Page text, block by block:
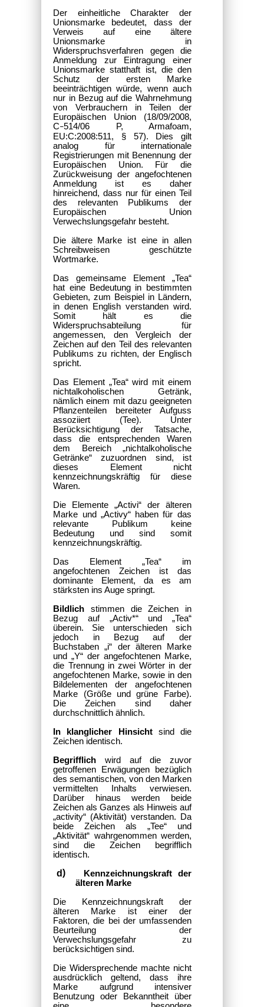
Der einheitliche Charakter der
Unionsmarke bedeutet, dass der
Verweis auf eine ältere
Unionsmarke in
Widerspruchsverfahren gegen die
Anmeldung zur Eintragung einer
Unionsmarke statthaft ist, die den
Schutz der ersten Marke
beeinträchtigen würde, wenn auch
nur in Bezug auf die Wahrnehmung
von Verbrauchern in Teilen der
Europäischen Union (18/09/2008,
C–514/06 P, Armafoam,
EU:C:2008:511, § 57). Dies gilt
analog für internationale
Registrierungen mit Benennung der
Europäischen Union. Für die
Zurückweisung der angefochtenen
Anmeldung ist es daher
hinreichend, dass nur für einen Teil
des relevanten Publikums der
Europäischen Union
Verwechslungsgefahr besteht.
Die ältere Marke ist eine in allen
Schreibweisen geschützte
Wortmarke.
Das gemeinsame Element „Tea“
hat eine Bedeutung in bestimmten
Gebieten, zum Beispiel in Ländern,
in denen English verstanden wird.
Somit hält es die
Widerspruchsabteilung für
angemessen, den Vergleich der
Zeichen auf den Teil des relevanten
Publikums zu richten, der Englisch
spricht.
Das Element „Tea“ wird mit einem
nichtalkoholischen Getränk,
nämlich einem mit dazu geeigneten
Pflanzenteilen bereiteter Aufguss
assoziiert (Tee). Unter
Berücksichtigung der Tatsache,
dass die entsprechenden Waren
dem Bereich „nichtalkoholische
Getränke“ zuzuordnen sind, ist
dieses Element nicht
kennzeichnungskräftig für diese
Waren.
Die Elemente „Activi“ der älteren
Marke und „Activy“ haben für das
relevante Publikum keine
Bedeutung und sind somit
kennzeichnungskräftig.
Das Element „Tea“ im
angefochtenen Zeichen ist das
dominante Element, da es am
stärksten ins Auge springt.
Bildlich stimmen die Zeichen in
Bezug auf „Activ*“ und „Tea“
überein. Sie unterschieden sich
jedoch in Bezug auf der
Buchstaben „i“ der älteren Marke
und „Y“ der angefochtenen Marke,
die Trennung in zwei Wörter in der
angefochtenen Marke, sowie in den
Bildelementen der angefochtenen
Marke (Größe und grüne Farbe).
Die Zeichen sind daher
durchschnittlich ähnlich.
In klanglicher Hinsichtsind die
Zeichen identisch.
Begrifflich wird auf die zuvor
getroffenen Erwägungen bezüglich
des semantischen, von den Marken
vermittelten Inhalts verwiesen.
Darüber hinaus werden beide
Zeichen als Ganzes als Hinweis auf
„activity“ (Aktivität) verstanden. Da
beide Zeichen als „Tee“ und
„Aktivität“ wahrgenommen werden,
sind die Zeichen begrifflich
identisch.
Kennzeichnungskraft der
älteren Marke
Die Kennzeichnungskraft der
älteren Marke ist einer der
Faktoren, die bei der umfassenden
Beurteilung der
Verwechslungsgefahr zu
berücksichtigen sind.
Die Widersprechende machte nicht
ausdrücklich geltend, dass ihre
Marke aufgrund intensiver
Benutzung oder Bekanntheit über